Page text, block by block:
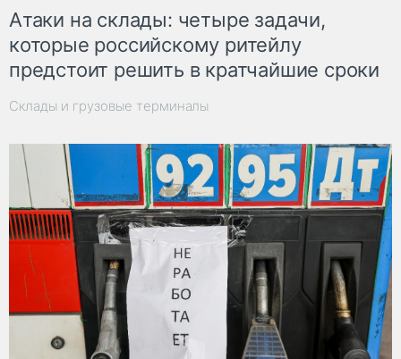
Атаки на склады: четыре задачи,
которые российскому ритейлу
предстоит решить в кратчайшие сроки
Склады и грузовые терминалы